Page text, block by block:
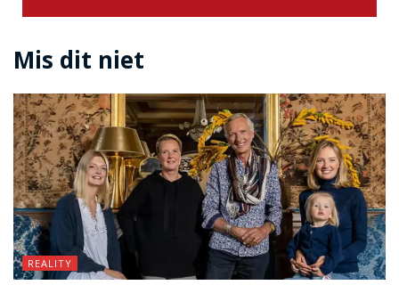
Mis dit niet
REALITY